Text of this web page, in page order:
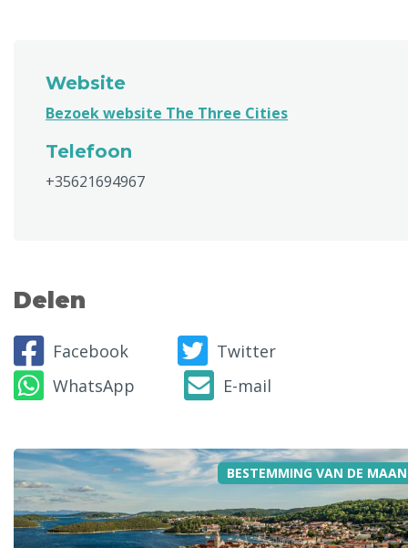
Website
Bezoek website The Three Cities
Telefoon
+35621694967
Delen
Facebook
Twitter
WhatsApp
E-mail
BESTEMMING VAN DE